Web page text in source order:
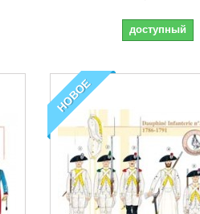
доступный
НОВОЕ